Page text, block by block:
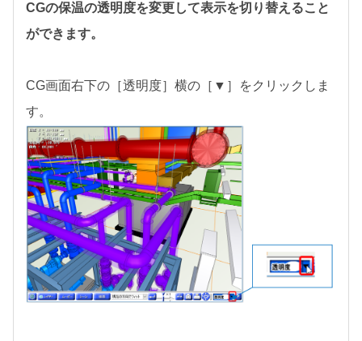
CGの保温の透明度を変更して表示を切り替えること
ができます。
CG画面右下の［透明度］横の［▼］をクリックしま
す。